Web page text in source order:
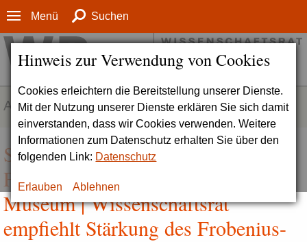
Hinweis zur Verwendung von Cookies
Cookies erleichtern die Bereitstellung unserer Dienste.
Mit der Nutzung unserer Dienste erklären Sie sich damit
einverstanden, dass wir Cookies verwenden. Weitere
Informationen zum Datenschutz erhalten Sie über den
folgenden Link: Datenschutz
Erlauben Ablehnen
Menü Suchen
AKTUELLES
Symbiose aus
Forschungseinrichtung und
Museum | Wissenschaftsrat
empfiehlt Stärkung des Frobenius-